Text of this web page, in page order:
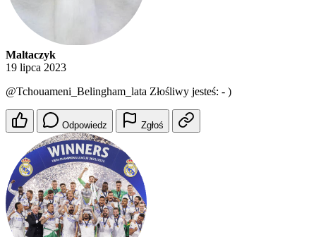
Maltaczyk
19 lipca 2023
@Tchouameni_Belingham_lata Złośliwy jesteś: - )
Odpowiedz Zgłoś